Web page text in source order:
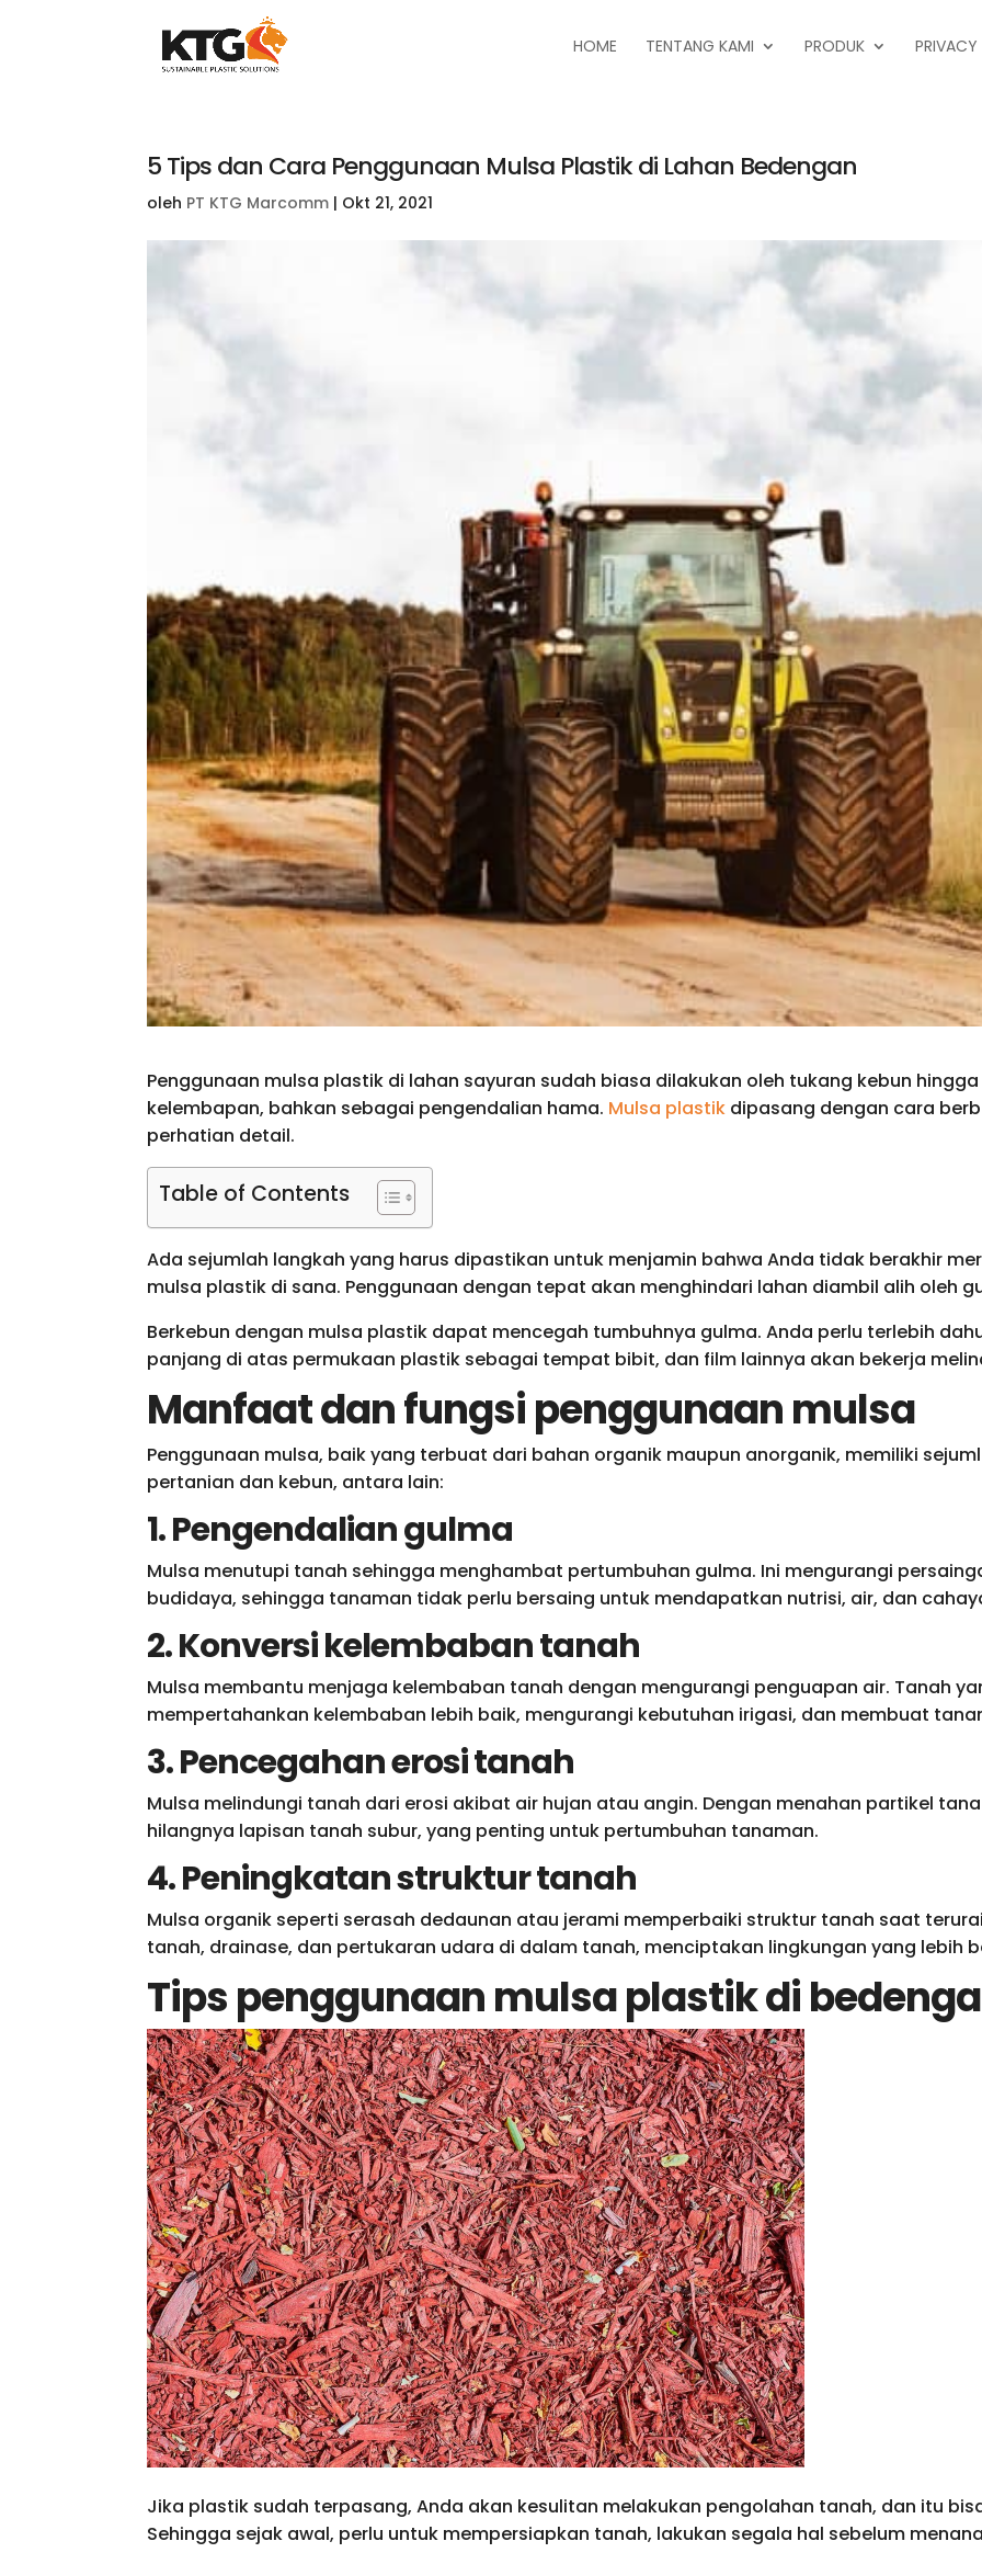
HOME TENTANG KAMI PRODUK
5 Tips dan Cara Penggunaan Mulsa Plastik di Lahan Bedengan
oleh PT KTG Marcomm | Okt 21, 2021
Penggunaan mulsa plastik di lahan sayuran sudah biasa dilakukan oleh tukang kebun
kelembapan, bahkan sebagai pengendalian hama. Mulsa plastik dipasang dengan cara
perhatian detail.
Table of Contents
Ada sejumlah langkah yang harus dipastikan untuk menjamin bahwa Anda tidak berakhir
mulsa plastik di sana. Penggunaan dengan tepat akan menghindari lahan diambil alih oleh
Berkebun dengan mulsa plastik dapat mencegah tumbuhnya gulma. Anda perlu terlebih
panjang di atas permukaan plastik sebagai tempat bibit, dan film lainnya akan bekerja
Manfaat dan fungsi penggunaan mulsa
Penggunaan mulsa, baik yang terbuat dari bahan organik maupun anorganik, memiliki
pertanian dan kebun, antara lain:
1. Pengendalian gulma
Mulsa menutupi tanah sehingga menghambat pertumbuhan gulma. Ini mengurangi
budidaya, sehingga tanaman tidak perlu bersaing untuk mendapatkan nutrisi, air, dan
2. Konversi kelembaban tanah
Mulsa membantu menjaga kelembaban tanah dengan mengurangi penguapan air. Tanah
mempertahankan kelembaban lebih baik, mengurangi kebutuhan irigasi, dan membuat
3. Pencegahan erosi tanah
Mulsa melindungi tanah dari erosi akibat air hujan atau angin. Dengan menahan partikel
hilangnya lapisan tanah subur, yang penting untuk pertumbuhan tanaman.
4. Peningkatan struktur tanah
Mulsa organik seperti serasah dedaunan atau jerami memperbaiki struktur tanah saat
tanah, drainase, dan pertukaran udara di dalam tanah, menciptakan lingkungan yang lebih
Tips penggunaan mulsa plastik di
Jika plastik sudah terpasang, Anda akan kesulitan melakukan pengolahan tanah, dan itu
Sehingga sejak awal, perlu untuk mempersiapkan tanah, lakukan segala hal sebelum